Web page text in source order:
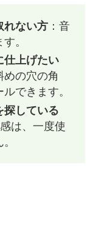
れない方：音
。
仕上げたい
の穴の角
できます。
探している
は、一度使